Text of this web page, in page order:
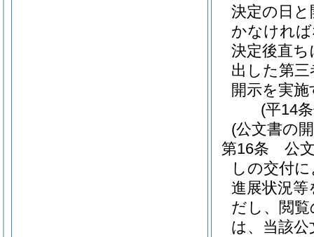
決定の日
かなけれ
決定後直ち
出した第
開示を実
(平14
(公文書の
第16条
公
しの交付
進展状況
だし、閲
は、当該